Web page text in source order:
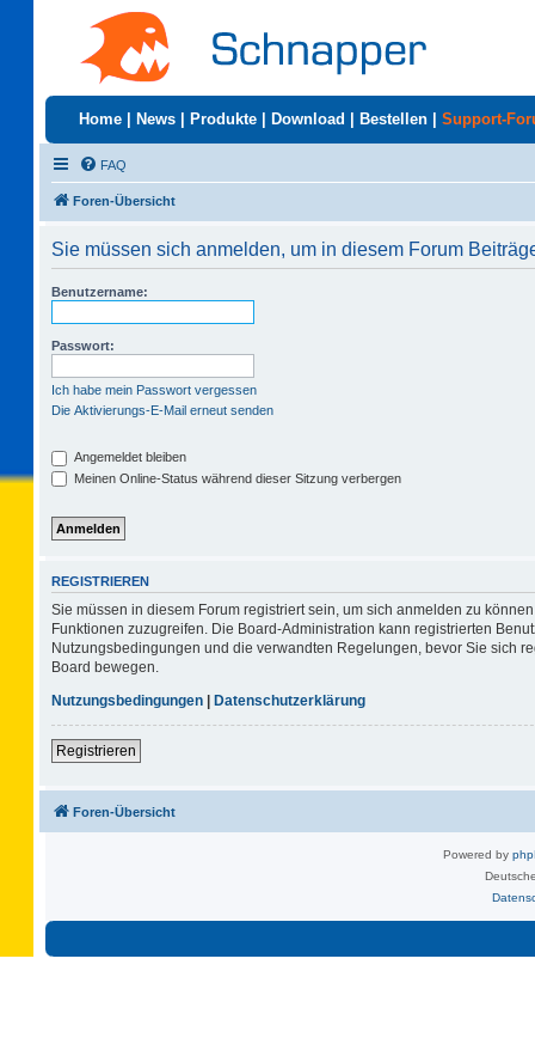
Home News Produkte Download Bestellen Support-
FAQ
Foren-Übersicht
Sie müssen sich anmelden, um in diesem Forum
Benutzername:
Passwort:
Ich habe mein Passwort vergessen
Die Aktivierungs-E-Mail erneut senden
Angemeldet bleiben
Meinen Online-Status während dieser Sitzung verbergen
REGISTRIEREN
Sie müssen in diesem Forum registriert sein, um sich anmelden zu
Funktionen zuzugreifen. Die Board-Administration kann registrierten
Nutzungsbedingungen und die verwandten Regelungen, bevor Sie sich
Board bewegen.
Nutzungsbedingungen | Datenschutzerklärung
Registrieren
Foren-Übersicht
Powered by